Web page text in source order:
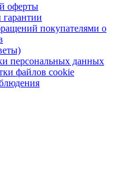
оферты
гарантии
покупателями о
персональных данных
файлов cookie